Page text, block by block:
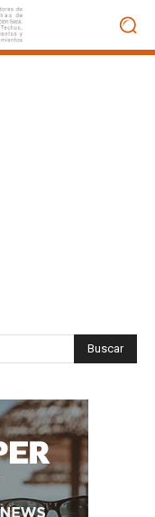
Buscar